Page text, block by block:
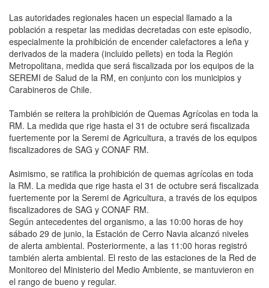
Las autoridades regionales hacen un especial llamado a la
población a respetar las medidas decretadas con este episodio,
especialmente la prohibición de encender calefactores a leña y
derivados de la madera (incluido pellets) en toda la Región
Metropolitana, medida que será fiscalizada por los equipos de la
SEREMI de Salud de la RM, en conjunto con los municipios y
Carabineros de Chile.
También se reitera la prohibición de Quemas Agrícolas en toda la
RM. La medida que rige hasta el 31 de octubre será fiscalizada
fuertemente por la Seremi de Agricultura, a través de los equipos
fiscalizadores de SAG y CONAF RM.
Asimismo, se ratifica la prohibición de quemas agrícolas en toda
la RM. La medida que rige hasta el 31 de octubre será fiscalizada
fuertemente por la Seremi de Agricultura, a través de los equipos
fiscalizadores de SAG y CONAF RM.
Según antecedentes del organismo, a las 10:00 horas de hoy
sábado 29 de junio, la Estación de Cerro Navia alcanzó niveles
de alerta ambiental. Posteriormente, a las 11:00 horas registró
también alerta ambiental. El resto de las estaciones de la Red de
Monitoreo del Ministerio del Medio Ambiente, se mantuvieron en
el rango de bueno y regular.